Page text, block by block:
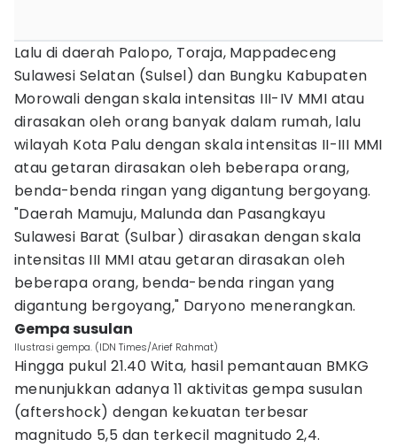
Lalu di daerah Palopo, Toraja, Mappadeceng
Sulawesi Selatan (Sulsel) dan Bungku Kabupaten
Morowali dengan skala intensitas III-IV MMI atau
dirasakan oleh orang banyak dalam rumah, lalu
wilayah Kota Palu dengan skala intensitas II-III MMI
atau getaran dirasakan oleh beberapa orang,
benda-benda ringan yang digantung bergoyang.
"Daerah Mamuju, Malunda dan Pasangkayu
Sulawesi Barat (Sulbar) dirasakan dengan skala
intensitas III MMI atau getaran dirasakan oleh
beberapa orang, benda-benda ringan yang
digantung bergoyang," Daryono menerangkan.
Gempa susulan
Ilustrasi gempa. (IDN Times/Arief Rahmat)
Hingga pukul 21.40 Wita, hasil pemantauan BMKG
menunjukkan adanya 11 aktivitas gempa susulan
(aftershock) dengan kekuatan terbesar
magnitudo 5,5 dan terkecil magnitudo 2,4.